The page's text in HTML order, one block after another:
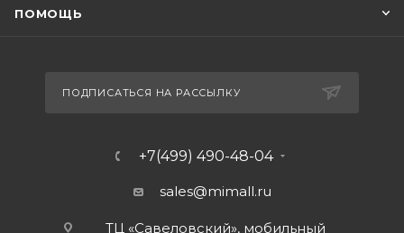
ПОМОЩЬ
ПОДПИСАТЬСЯ НА РАССЫЛКУ
+7(499) 490-48-04
sales@mimall.ru
ТЦ «Савеловский», мобильный